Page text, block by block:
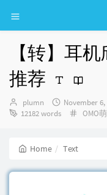
【转】耳
推荐
Author：
plumn
发
布
November 6,
12182 words
OMO萌
Home Text